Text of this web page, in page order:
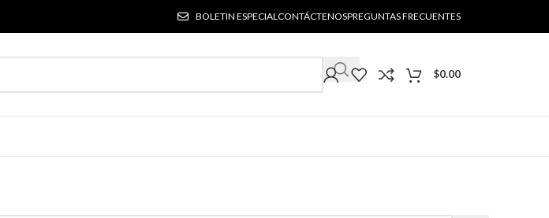
BOLETIN ESPECIALCONTÁCTENOSPREGUNTAS FRECUENTES
$0.00